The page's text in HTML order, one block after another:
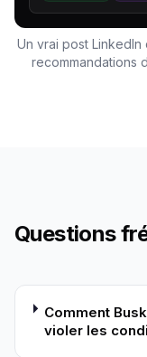
Un vrai post
recommandations
Questions
Comment
violer les